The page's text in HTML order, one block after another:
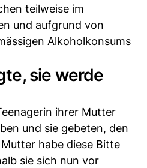
teilweise im
und aufgrund von
Alkoholkonsums
sie werde
ihrer Mutter
und sie gebeten, den
habe diese Bitte
sie sich nun vor